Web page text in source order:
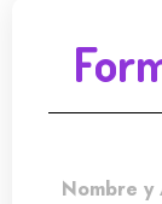
Nombre y